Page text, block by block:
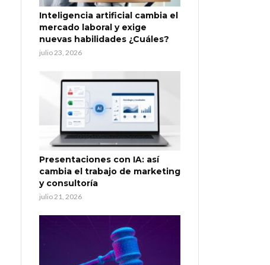
Inteligencia artificial cambia el
mercado laboral y exige
nuevas habilidades ¿Cuáles?
julio 23, 2026
Presentaciones con IA: así
cambia el trabajo de marketing
y consultoría
julio 21, 2026